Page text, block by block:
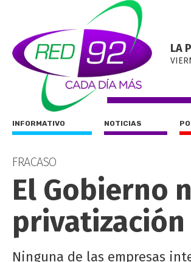
LA
INFORMATIVO NOTICIAS
FRACASO
El Gobierno
Ninguna de las empresas